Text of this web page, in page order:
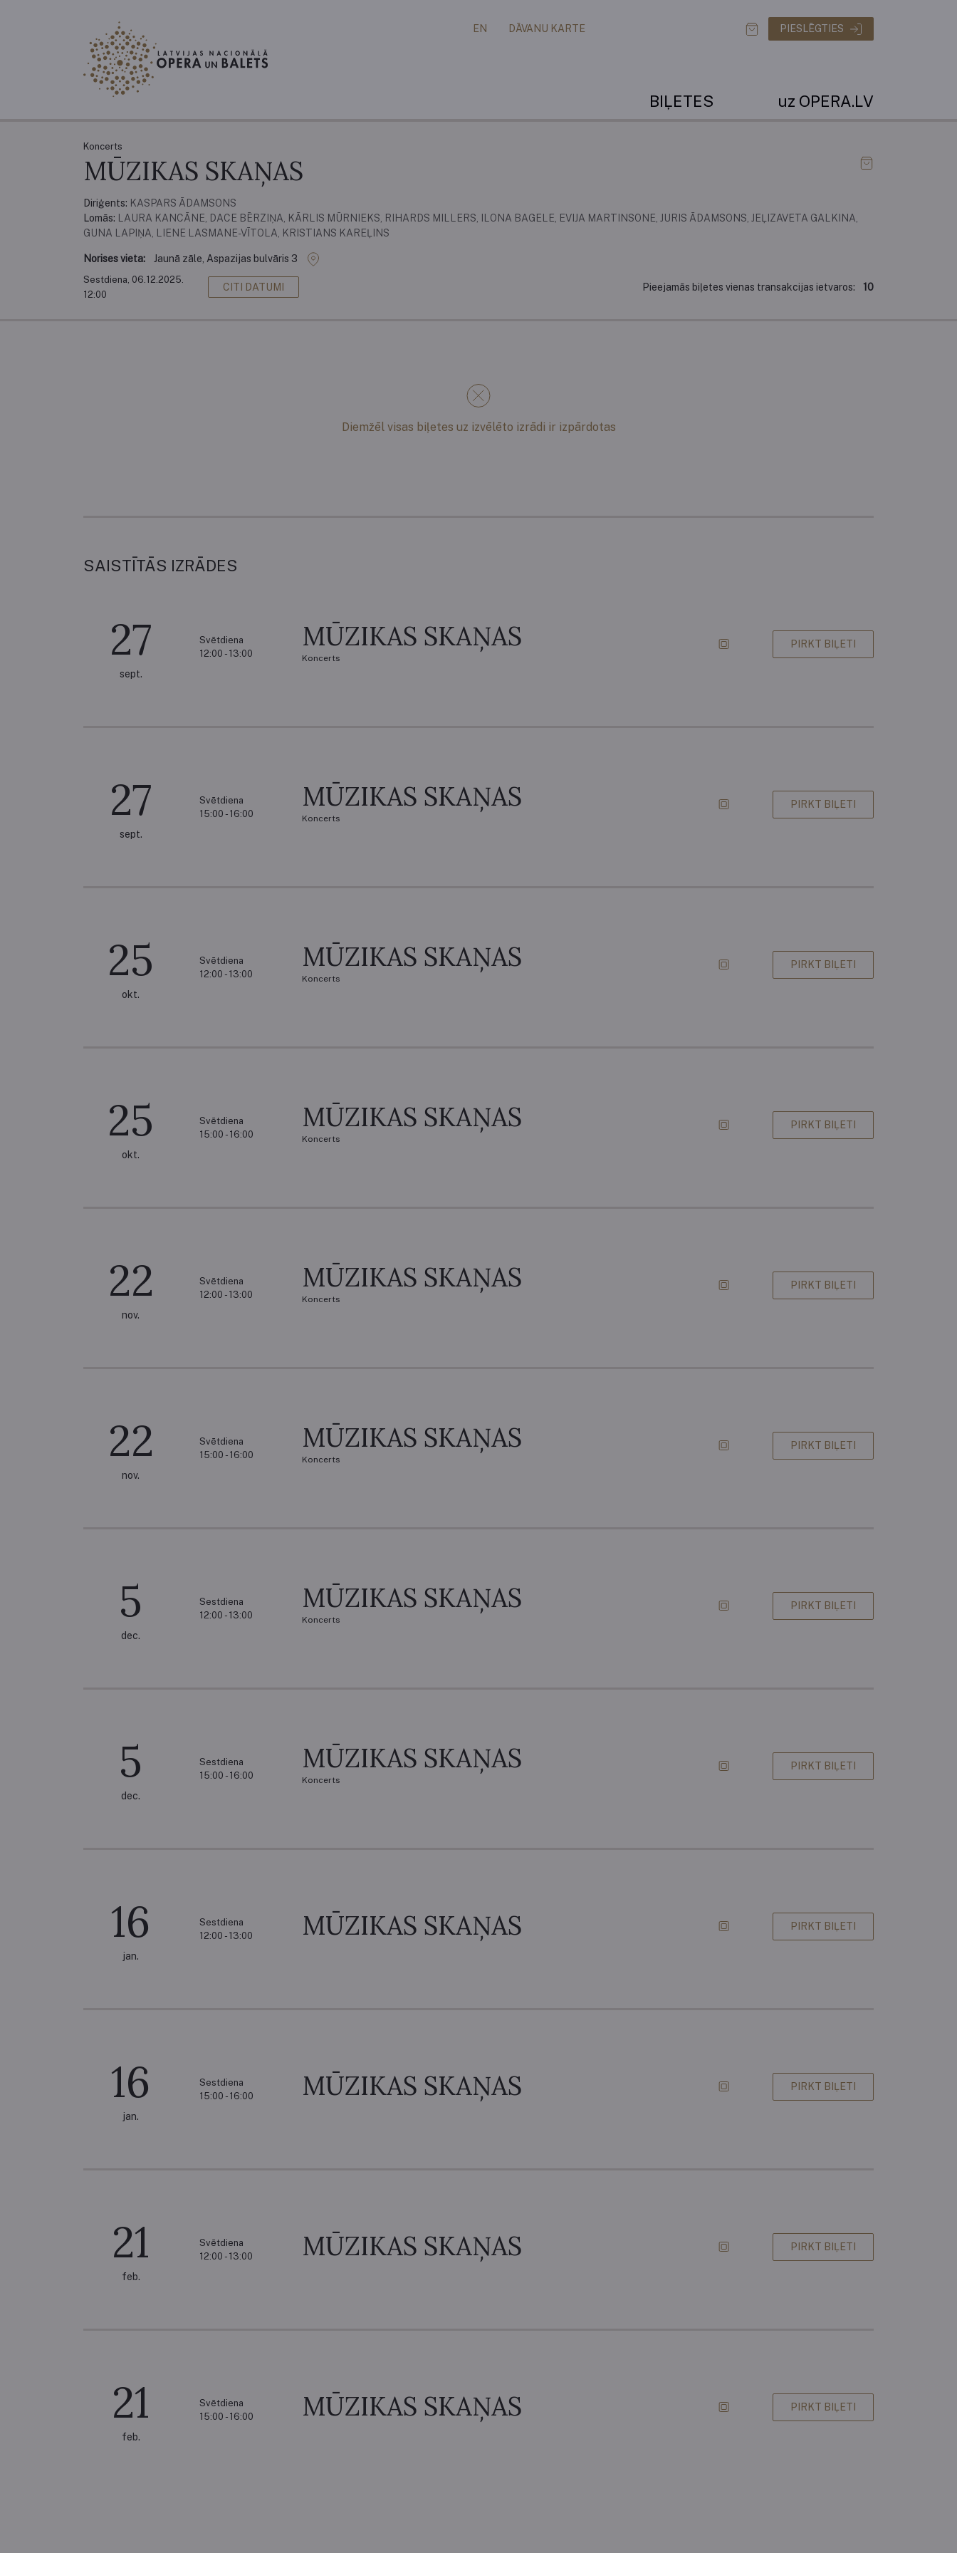
PIESLĒGTIES
DĀVANU KARTE
EN
BIĻETES uz OPERA.LV
Koncerts
MŪZIKAS SKAŅAS
Diriģents: KASPARS ĀDAMSONS
Lomās: LAURA KANCĀNE, DACE BĒRZIŅA, KĀRLIS MŪRNIEKS, RIHARDS MILLERS, ILONA BAGELE, EVIJA MARTINSONE, JURIS ĀDAMSONS, JEĻIZAVETA GALKINA,
GUNA LAPIŅA, LIENE LASMANE-VĪTOLA, KRISTIANS KAREĻINS
Norises vieta: Jaunā zāle, Aspazijas bulvāris 3
Sestdiena, 06.12.2025.
12:00
CITI DATUMI Pieejamās biļetes vienas transakcijas ietvaros: 10
Diemžēl visas biļetes uz izvēlēto izrādi ir izpārdotas
SAISTĪTĀS IZRĀDES
27
sept.
Svētdiena
12:00 - 13:00
MŪZIKAS SKAŅAS
Koncerts
PIRKT BIĻETI
27
sept.
Svētdiena
15:00 - 16:00
MŪZIKAS SKAŅAS
Koncerts
PIRKT BIĻETI
25
okt.
Svētdiena
12:00 - 13:00
MŪZIKAS SKAŅAS
Koncerts
PIRKT BIĻETI
25
okt.
Svētdiena
15:00 - 16:00
MŪZIKAS SKAŅAS
Koncerts
PIRKT BIĻETI
22
nov.
Svētdiena
12:00 - 13:00
MŪZIKAS SKAŅAS
Koncerts
PIRKT BIĻETI
22
nov.
Svētdiena
15:00 - 16:00
MŪZIKAS SKAŅAS
Koncerts
PIRKT BIĻETI
5
dec.
Sestdiena
12:00 - 13:00
MŪZIKAS SKAŅAS
Koncerts
PIRKT BIĻETI
5
dec.
Sestdiena
15:00 - 16:00
MŪZIKAS SKAŅAS
Koncerts
PIRKT BIĻETI
16
jan.
Sestdiena
12:00 - 13:00
MŪZIKAS SKAŅAS PIRKT BIĻETI
16
jan.
Sestdiena
15:00 - 16:00
MŪZIKAS SKAŅAS PIRKT BIĻETI
21
feb.
Svētdiena
12:00 - 13:00
MŪZIKAS SKAŅAS PIRKT BIĻETI
21
feb.
Svētdiena
15:00 - 16:00
MŪZIKAS SKAŅAS PIRKT BIĻETI